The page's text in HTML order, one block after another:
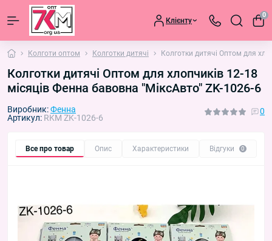
Клієнту
0
Колготи оптом Колготки дитячі Колготки дитячі Оптом для
Колготки дитячі Оптом для хлопчиків 12-18
місяців Фенна бавовна "МіксАвто" ZK-1026-6
Виробник:Фенна
Артикул: RKM ZK-1026-6
0
Все про товар Опис Характеристики Відгуки 0